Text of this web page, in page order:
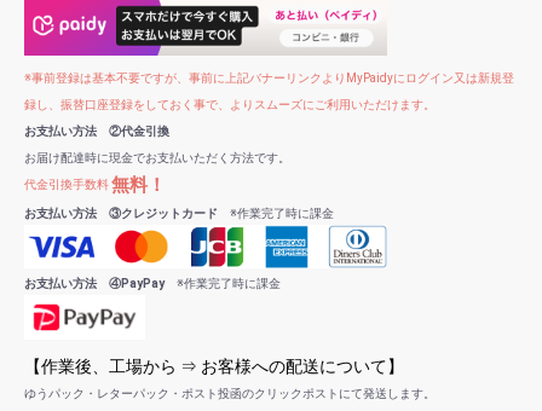
※事前登録は基本不要ですが、事前に上記バナーリンクよりMyPaidyにログイン又は新規登
録し、振替口座登録をしておく事で、よりスムーズにご利用いただけます。
お支払い方法 ②代金引換
お届け配達時に現金でお支払いただく方法です。
代金引換手数料無料！
お支払い方法 ③クレジットカード ※作業完了時に課金
お支払い方法 ④PayPay※作業完了時に課金
【作業後、工場から ⇒ お客様への配送について】
ゆうパック・レターパック・ポスト投函のクリックポストにて発送します。